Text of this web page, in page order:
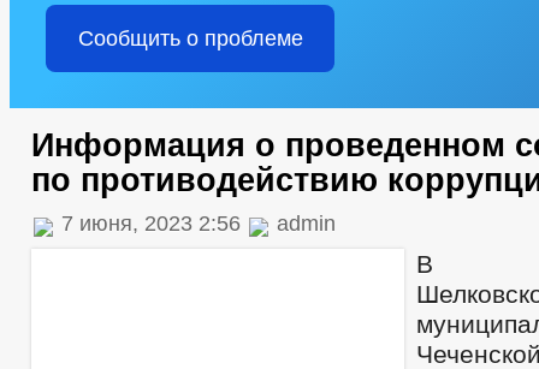
Сообщить о проблеме
Информация о проведенном
по противодействию
7 июня, 2023 2:56 admin
В